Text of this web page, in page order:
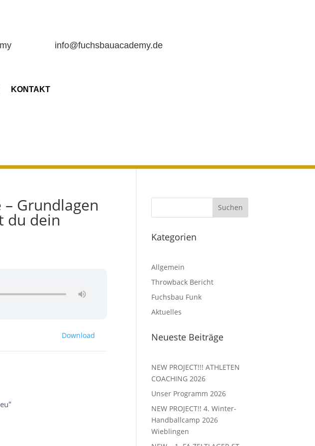
info@fuchsbauacademy.de
KONTAKT
– Grundlagen
du dein
Download
Kategorien
Allgemein
Throwback Bericht
Fuchsbau Funk
Aktuelles
Neueste Beiträge
NEW PROJECT!!! ATHLETEN
COACHING 2026
Unser Programm 2026
NEW PROJECT!! 4. Winter-
Handballcamp 2026
Wieblingen